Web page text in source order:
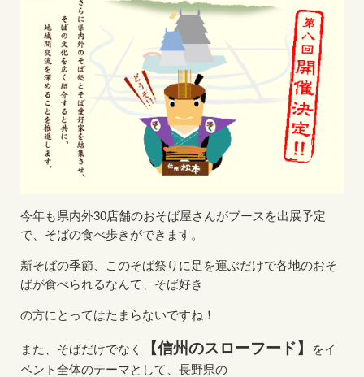
今年も県内外30店舗のおそば屋さんがブースを出展予定
で、そばの食べ歩きができます。
新そばの季節、このそば祭りに足を運ぶだけで各地のおそ
ばが食べられるなんて、そば好き
の方にとってはたまらないですね！
また、そばだけでなく 【信州のスローフード】
をイ
ベント全体のテーマとして、長野県の